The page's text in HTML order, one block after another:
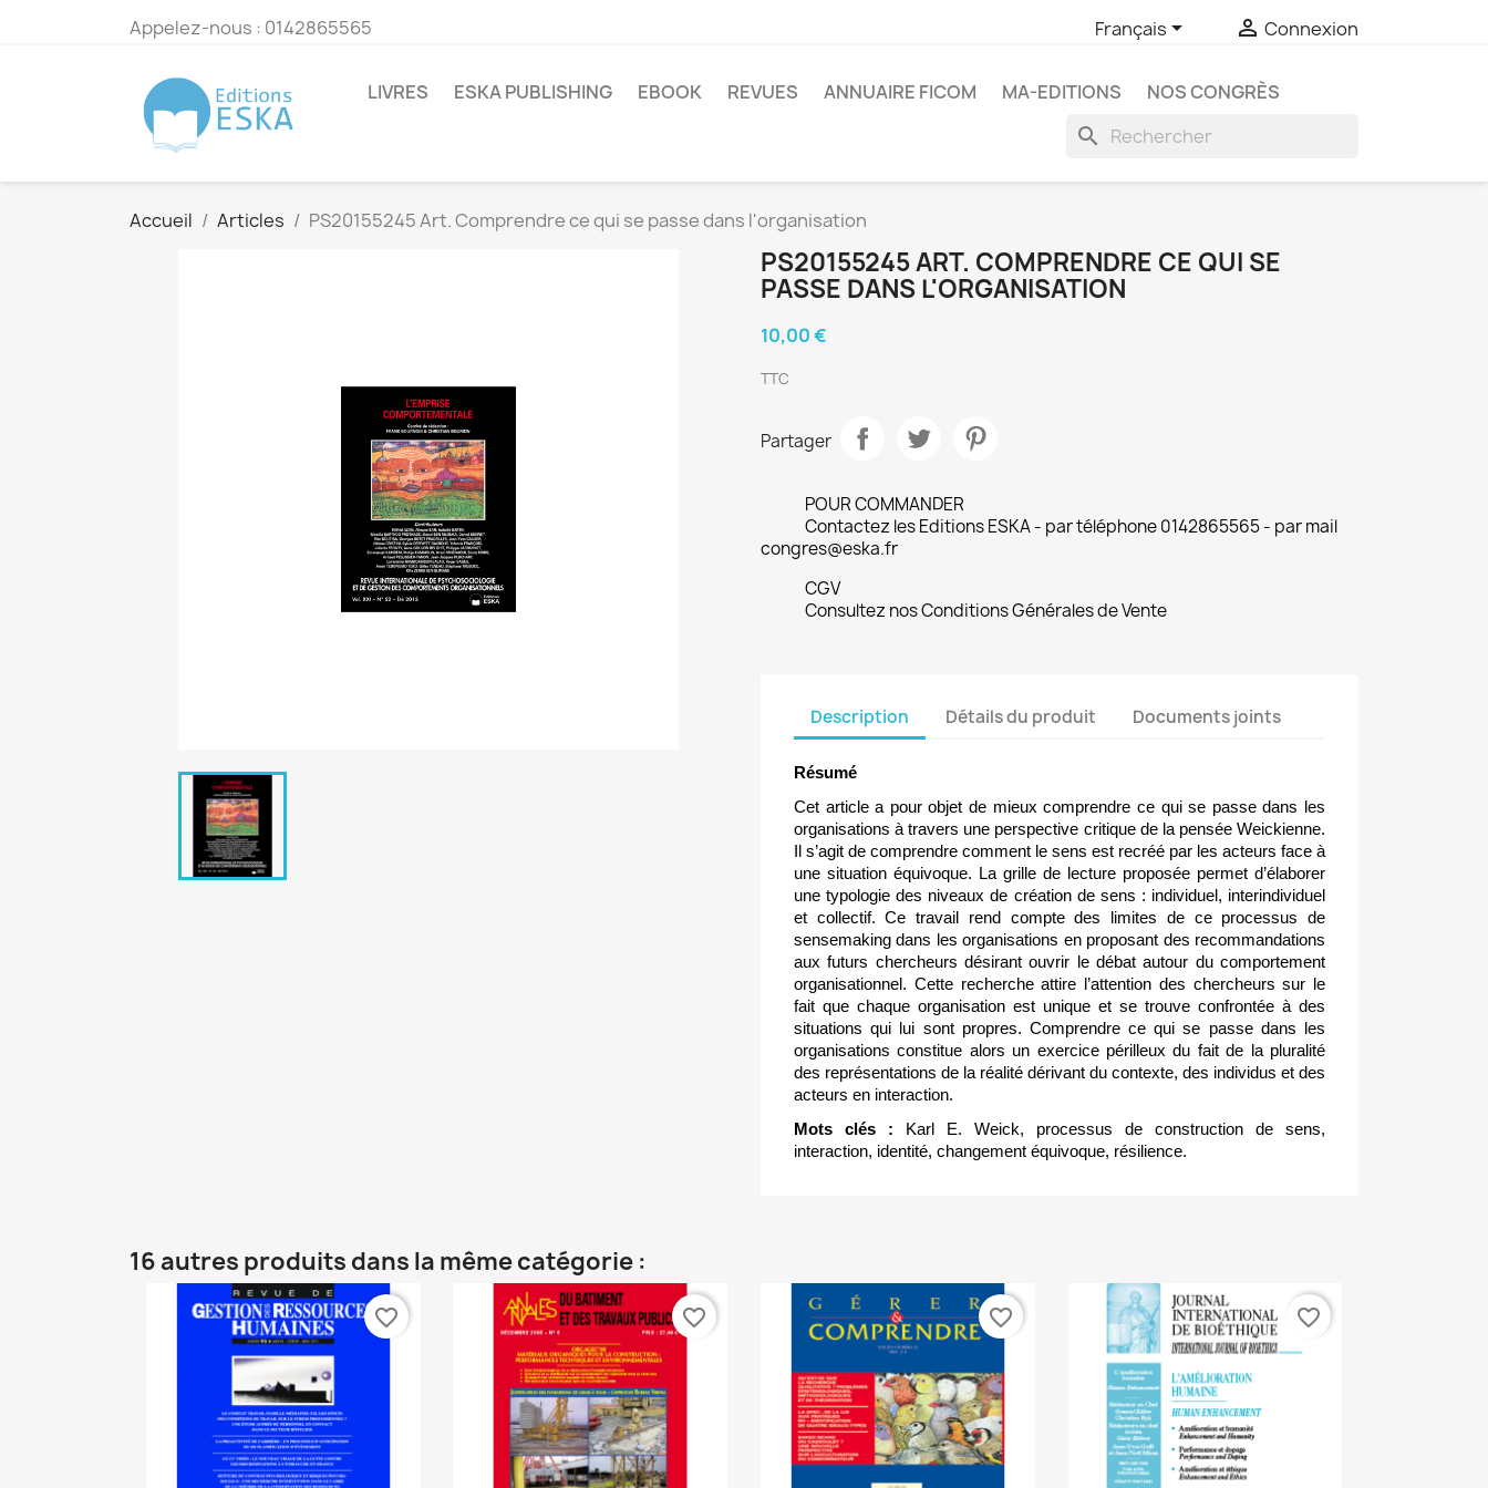
Appelez-nous : 0142865565 Français  Connexion
LIVRES ESKA PUBLISHING EBOOK REVUES ANNUAIRE FICOM MA-EDITIONS NOS CONGRÈS
search
Accueil Articles PS20155245 Art. Comprendre ce qui se passe dans l'organisation
PS20155245 ART. COMPRENDRE CE QUI SE
PASSE DANS L'ORGANISATION
10,00 €
TTC
Partager
POUR COMMANDER
Contactez les Editions ESKA - par téléphone 0142865565 - par mail
congres@eska.fr
CGV
Consultez nos Conditions Générales de Vente
Description Détails du produit Documents joints
Résumé
Cet article a pour objet de mieux comprendre ce qui se passe dans les
organisations à travers une perspective critique de la pensée Weickienne.
Il s’agit de comprendre comment le sens est recréé par les acteurs face à
une situation équivoque. La grille de lecture proposée permet d’élaborer
une typologie des niveaux de création de sens : individuel, interindividuel
et collectif. Ce travail rend compte des limites de ce processus de
sensemaking dans les organisations en proposant des recommandations
aux futurs chercheurs désirant ouvrir le débat autour du comportement
organisationnel. Cette recherche attire l’attention des chercheurs sur le
fait que chaque organisation est unique et se trouve confrontée à des
situations qui lui sont propres. Comprendre ce qui se passe dans les
organisations constitue alors un exercice périlleux du fait de la pluralité
des représentations de la réalité dérivant du contexte, des individus et des
acteurs en interaction.
Mots clés : Karl E. Weick, processus de construction de sens,
interaction, identité, changement équivoque, résilience.
16 autres produits dans la même catégorie :
favorite_border favorite_border favorite_border favorite_border